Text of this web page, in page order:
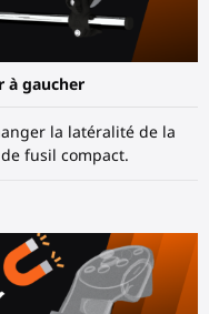
à gaucher
la latéralité de la
fusil compact.